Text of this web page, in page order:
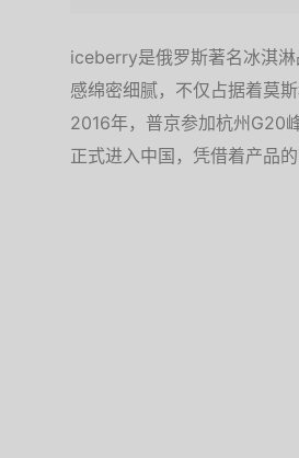
iceberry是俄罗斯著名冰淇
感绵密细腻，不仅占据着莫
2016年，普京参加杭州G20
正式进入中国，凭借着产品